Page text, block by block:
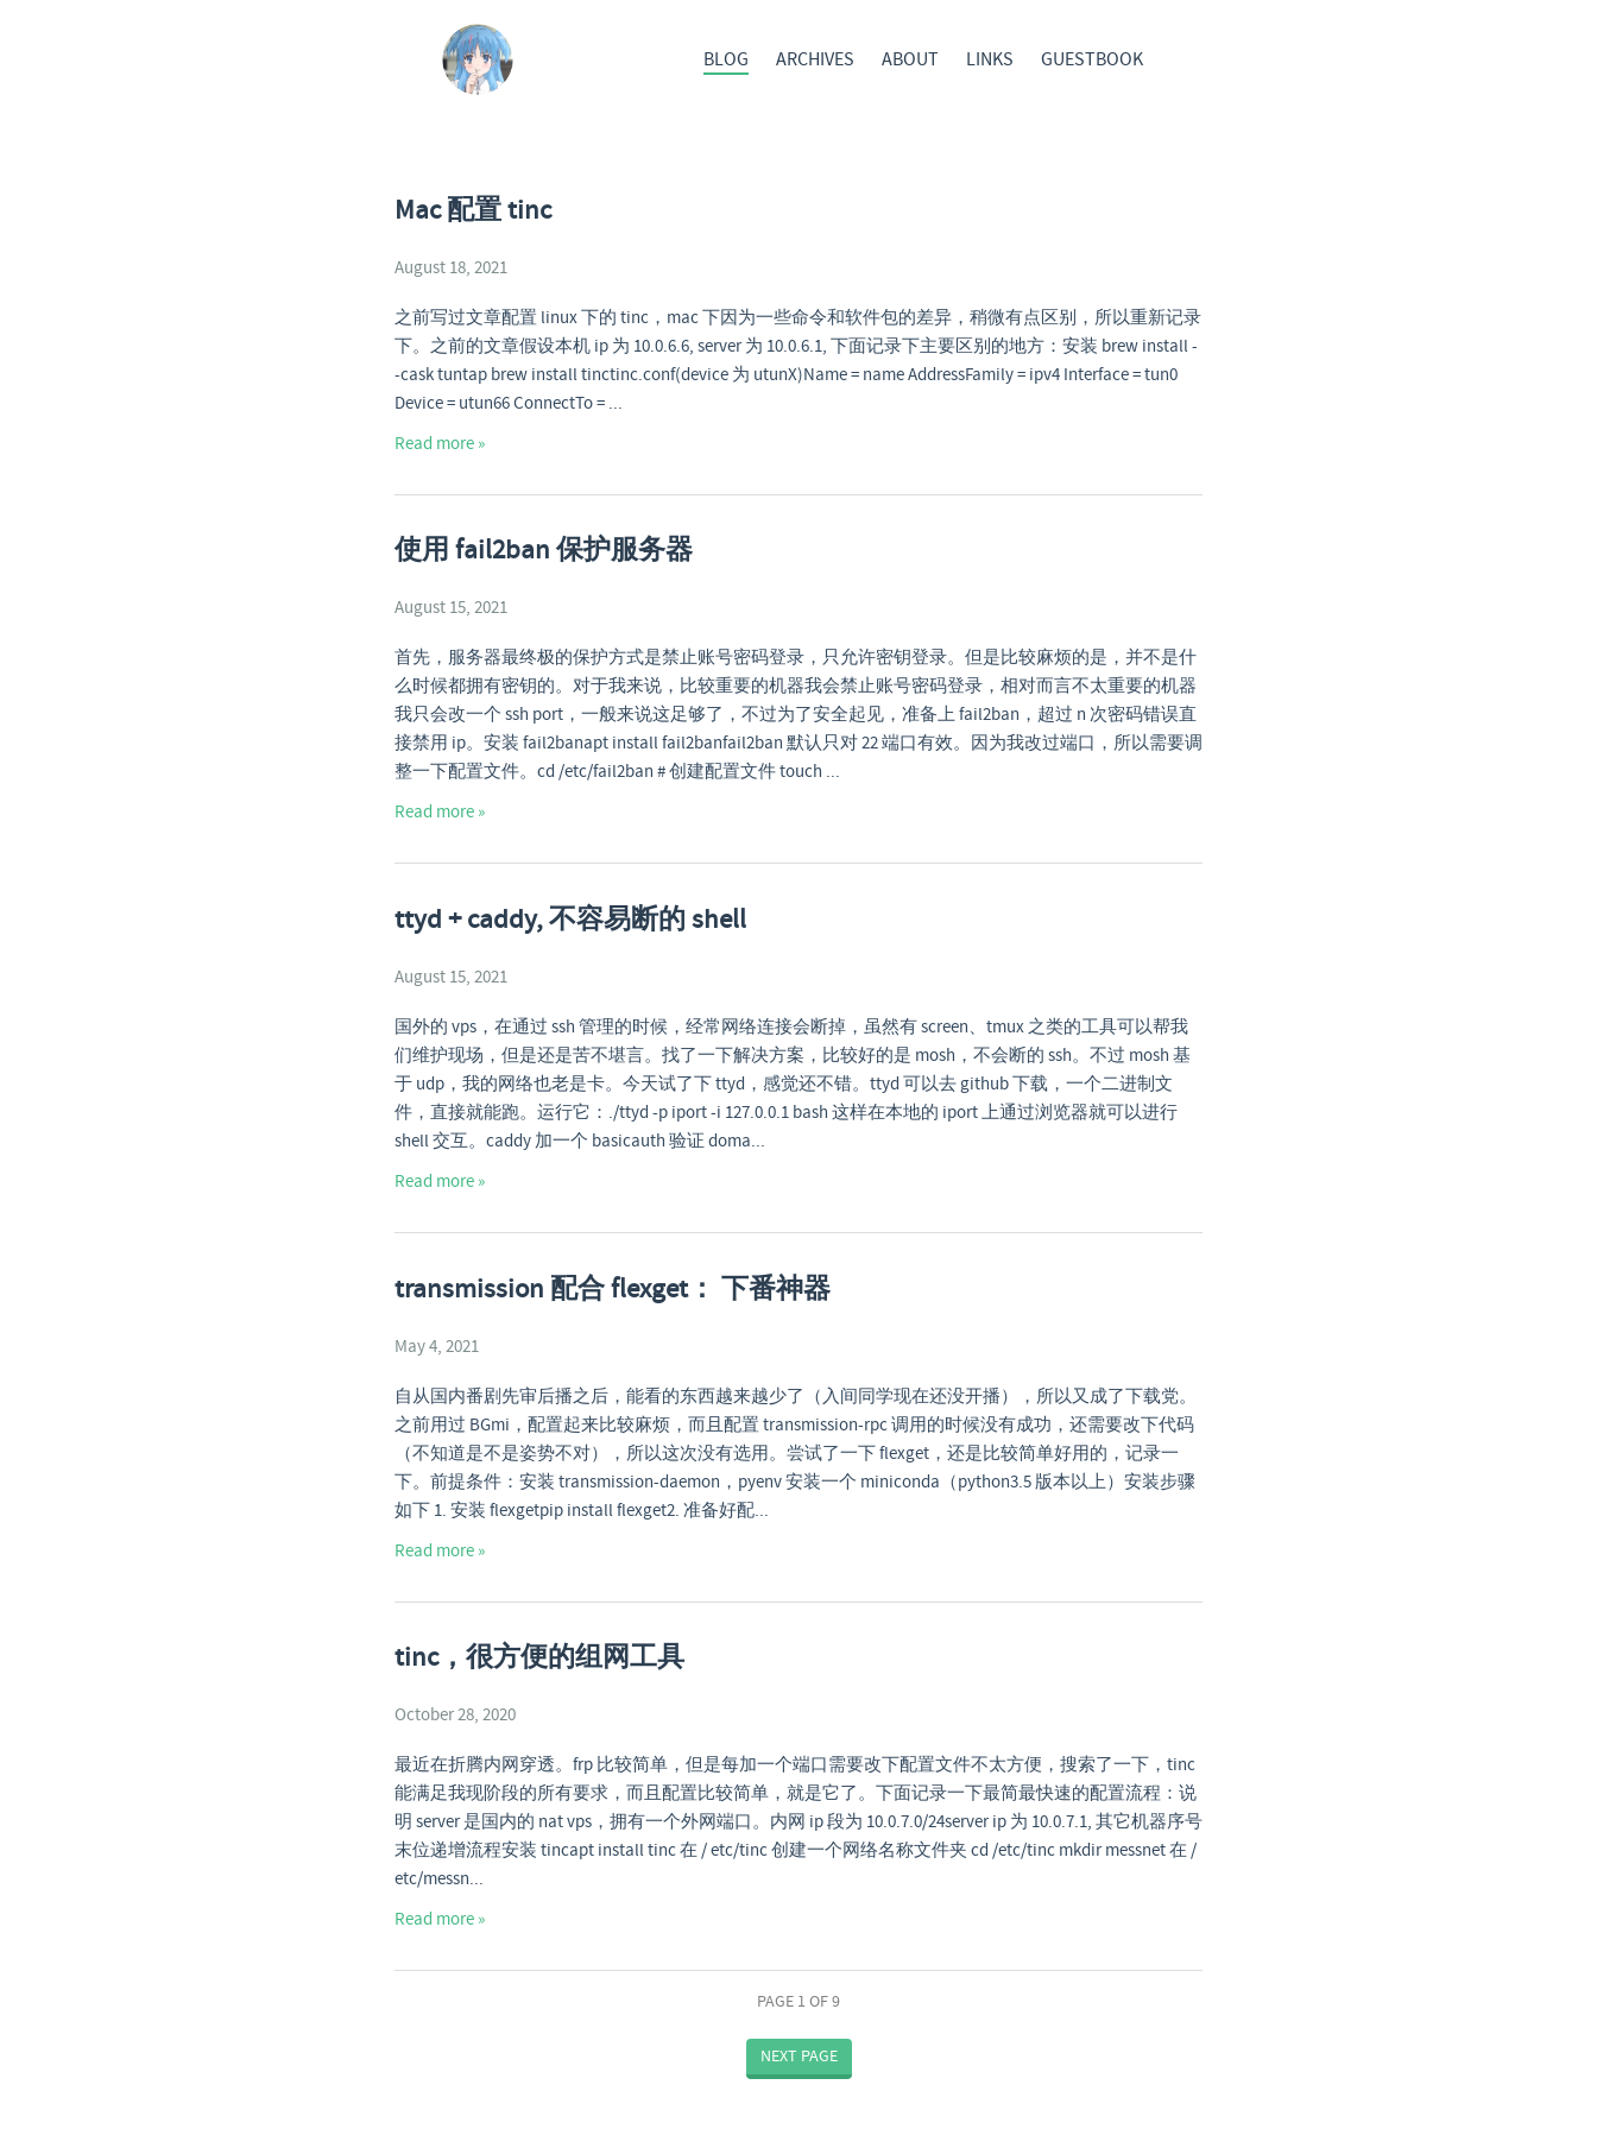
BLOG ARCHIVES ABOUT LINKS GUESTBOOK
Mac 配置 tinc
August 18, 2021
之前写过文章配置 linux 下的 tinc，mac 下因为一些命令和软件包的差异，稍微有点区别，所以重新记录
下。之前的文章假设本机 ip 为 10.0.6.6, server 为 10.0.6.1, 下面记录下主要区别的地方：安装 brew install -
-cask tuntap brew install tinctinc.conf(device 为 utunX)Name = name AddressFamily = ipv4 Interface = tun0
Device = utun66 ConnectTo = ...
Read more »
使用 fail2ban 保护服务器
August 15, 2021
首先，服务器最终极的保护方式是禁止账号密码登录，只允许密钥登录。但是比较麻烦的是，并不是什
么时候都拥有密钥的。对于我来说，比较重要的机器我会禁止账号密码登录，相对而言不太重要的机器
我只会改一个 ssh port，一般来说这足够了，不过为了安全起见，准备上 fail2ban，超过 n 次密码错误直
接禁用 ip。安装 fail2banapt install fail2banfail2ban 默认只对 22 端口有效。因为我改过端口，所以需要调
整一下配置文件。cd /etc/fail2ban # 创建配置文件 touch ...
Read more »
ttyd + caddy, 不容易断的 shell
August 15, 2021
国外的 vps，在通过 ssh 管理的时候，经常网络连接会断掉，虽然有 screen、tmux 之类的工具可以帮我
们维护现场，但是还是苦不堪言。找了一下解决方案，比较好的是 mosh，不会断的 ssh。不过 mosh 基
于 udp，我的网络也老是卡。今天试了下 ttyd，感觉还不错。ttyd 可以去 github 下载，一个二进制文
件，直接就能跑。运行它：./ttyd -p iport -i 127.0.0.1 bash 这样在本地的 iport 上通过浏览器就可以进行
shell 交互。caddy 加一个 basicauth 验证 doma...
Read more »
transmission 配合 flexget： 下番神器
May 4, 2021
自从国内番剧先审后播之后，能看的东西越来越少了（入间同学现在还没开播），所以又成了下载党。
之前用过 BGmi，配置起来比较麻烦，而且配置 transmission-rpc 调用的时候没有成功，还需要改下代码
（不知道是不是姿势不对），所以这次没有选用。尝试了一下 flexget，还是比较简单好用的，记录一
下。前提条件：安装 transmission-daemon，pyenv 安装一个 miniconda（python3.5 版本以上）安装步骤
如下 1. 安装 flexgetpip install flexget2. 准备好配...
Read more »
tinc，很方便的组网工具
October 28, 2020
最近在折腾内网穿透。frp 比较简单，但是每加一个端口需要改下配置文件不太方便，搜索了一下，tinc
能满足我现阶段的所有要求，而且配置比较简单，就是它了。下面记录一下最简最快速的配置流程：说
明 server 是国内的 nat vps，拥有一个外网端口。内网 ip 段为 10.0.7.0/24server ip 为 10.0.7.1, 其它机器序号
末位递增流程安装 tincapt install tinc 在 / etc/tinc 创建一个网络名称文件夹 cd /etc/tinc mkdir messnet 在 /
etc/messn...
Read more »
PAGE 1 OF 9
NEXT PAGE